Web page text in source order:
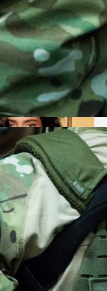
5-
С Признаками
Мать Отрицает
Кейт Хадсон
Для Дочери Рани
Звездой: Кайли
Миру Свои Духи COSMIC